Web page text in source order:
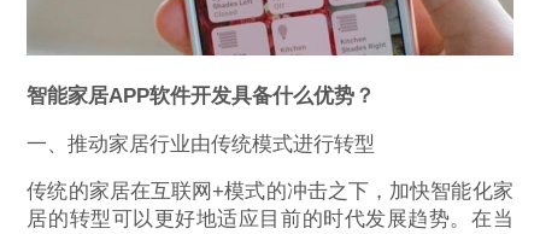
智能家居APP软件开发具备什么优势？
一、推动家居行业由传统模式进行转型
传统的家居在互联网+模式的冲击之下，加快智能化家
居的转型可以更好地适应目前的时代发展趋势。在当